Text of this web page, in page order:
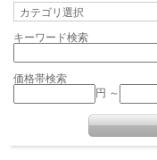
キーワード検索
価格帯検索
円 ～